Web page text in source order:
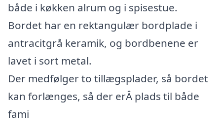
både i køkken alrum og i spisestue.
Bordet har en rektangulær bordplade i
antracitgrå keramik, og bordbenene er
lavet i sort metal.
Der medfølger to tillægsplader, så bordet
kan forlænges, så der erÂ plads til både
fami